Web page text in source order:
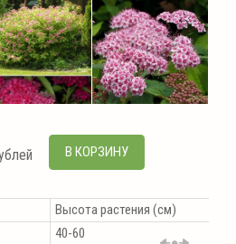
В КОРЗИНУ
Высота растения (см)
40-60